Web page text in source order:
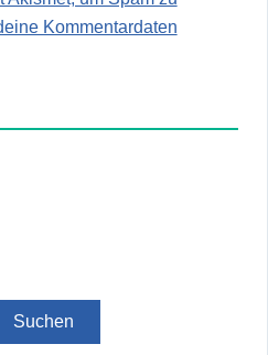
Kommentardaten
Suchen